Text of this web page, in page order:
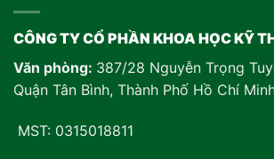
CÔNG TY CỔ PHẦN KHOA HỌC KỸ
Văn phòng: 387/28 Nguyễn Trọng
Quận Tân Bình, Thành Phố Hồ Chí
MST: 0315018811